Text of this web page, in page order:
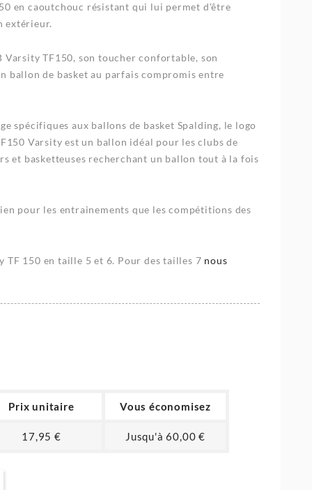
en caoutchouc résistant qui lui permet d'être
extérieur.
Varsity TF150, son toucher confortable, son
ballon de basket au parfais compromis entre
spécifiques aux ballons de basket Spalding, le logo
Varsity est un ballon idéal pour les clubs de
et basketteuses recherchant un ballon tout à la fois
pour les entrainements que les compétitions des
TF 150 en taille 5 et 6. Pour des tailles 7 nous
Prix unitaire Vous économisez
17,95 € Jusqu'à 60,00 €